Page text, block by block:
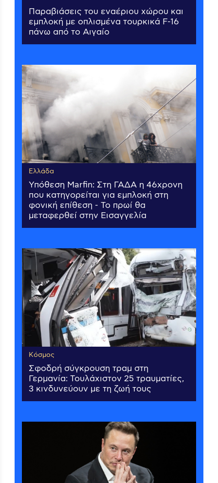
Παραβιάσεις του εναέριου χώρου και
εμπλοκή με οπλισμένα τουρκικά F-16
πάνω από το Αιγαίο
Ελλάδα
Υπόθεση Marfin: Στη ΓΑΔΑ η 46χρονη
που κατηγορείται για εμπλοκή στη
φονική επίθεση - Το πρωί θα
μεταφερθεί στην Εισαγγελία
Κόσμος
Σφοδρή σύγκρουση τραμ στη
Γερμανία: Τουλάχιστον 25 τραυματίες,
3 κινδυνεύουν με τη ζωή τους